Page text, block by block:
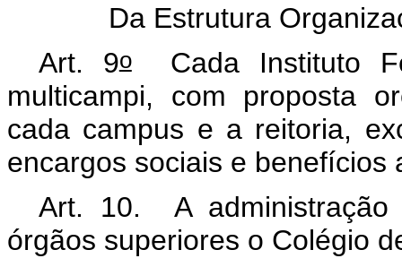
Da Estrutura
Art. 9oCada Instituto
multicampi, com proposta
cada campus e a reitoria,
encargos sociais e benefícios
Art. 10. A administração
órgãos superiores o Colégio